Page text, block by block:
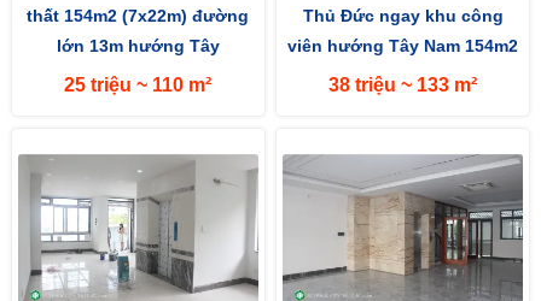
thất 154m2 (7x22m) đường
lớn 13m hướng Tây
25 triệu ~ 110 m²
Thủ Đức ngay khu công
viên hướng Tây Nam 154m2
(7x22m) mặt tiền đường 13m
38 triệu ~ 133 m²